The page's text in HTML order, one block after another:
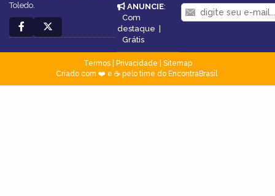
Toledo.
ANUNCIE:
Com
destaque
Grátis
Termos| Privacidade
Sitemap
Criado com ❤️ e ☕ pelo time do EncontraBrasil